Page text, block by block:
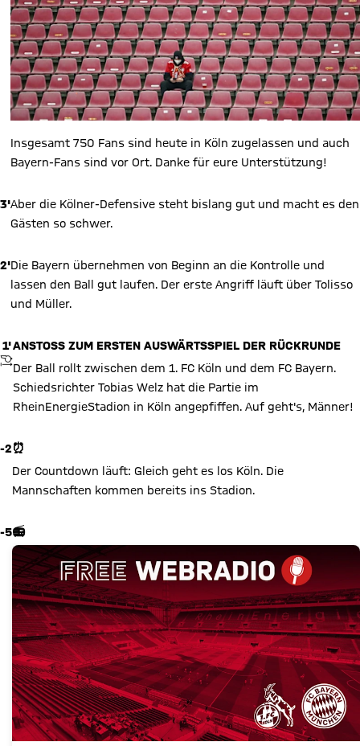
Insgesamt 750 Fans sind heute in Köln zugelassen und auch
Bayern-Fans sind vor Ort. Danke für eure Unterstützung!
3'Aber die Kölner-Defensive steht bislang gut und macht es den
Gästen so schwer.
2'Die Bayern übernehmen von Beginn an die Kontrolle und
lassen den Ball gut laufen. Der erste Angriff läuft über Tolisso
und Müller.
1'
ANPFIFF
ANSTOSS ZUM ERSTEN AUSWÄRTSSPIEL DER RÜCKRUNDE
Der Ball rollt zwischen dem 1. FC Köln und dem FC Bayern.
Schiedsrichter Tobias Welz hat die Partie im
RheinEnergieStadion in Köln angepfiffen. Auf geht's, Männer!
-2⏰
Der Countdown läuft: Gleich geht es los Köln. Die
Mannschaften kommen bereits ins Stadion.
-5📻